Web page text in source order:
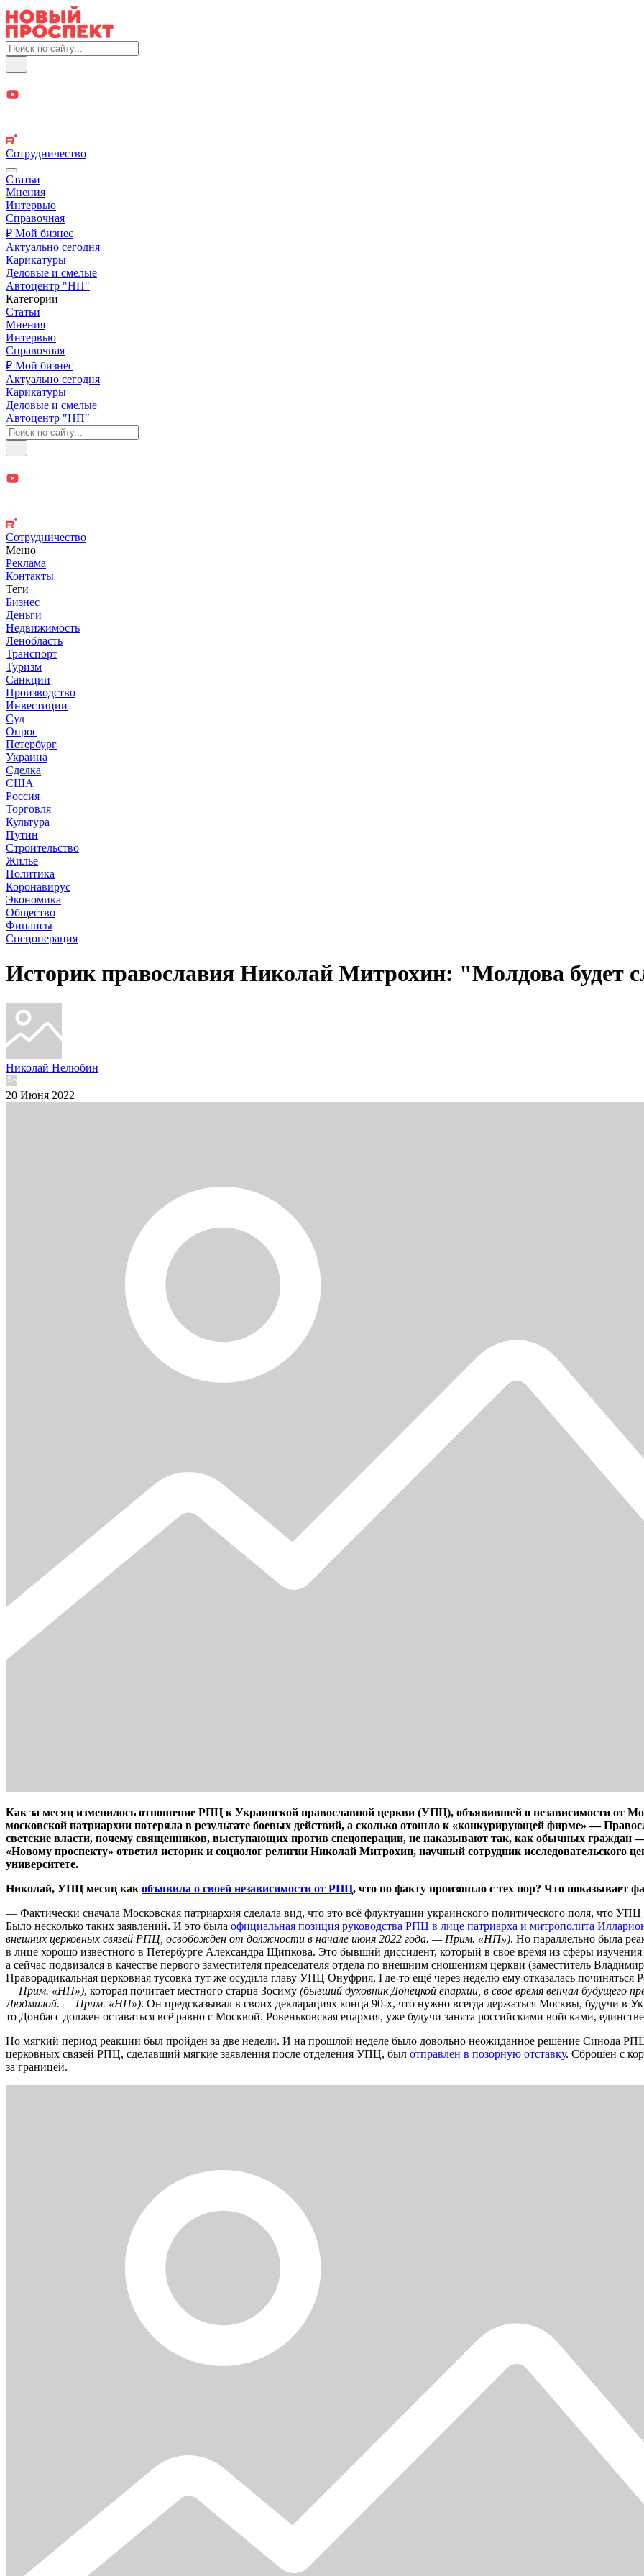
Сотрудничество
Статьи
Мнения
Интервью
Справочная
₽ Мой бизнес
Актуально сегодня
Карикатуры
Деловые и смелые
Автоцентр "НП"
Категории
Статьи
Мнения
Интервью
Справочная
₽ Мой бизнес
Актуально сегодня
Карикатуры
Деловые и смелые
Автоцентр "НП"
Сотрудничество
Меню
Реклама
Контакты
Теги
Бизнес
Деньги
Недвижимость
Ленобласть
Транспорт
Туризм
Санкции
Производство
Инвестиции
Суд
Опрос
Петербург
Украина
Сделка
США
Россия
Торговля
Культура
Путин
Строительство
Жилье
Политика
Коронавирус
Экономика
Общество
Финансы
Спецоперация
Историк православия Николай Митрохин: "Молдова будет
Николай Нелюбин
20 Июня 2022
Как за месяц изменилось отношение РПЦ к Украинской православной церкви (УПЦ), объявившей о независимости от
московской патриархии потеряла в результате боевых действий, а сколько отошло к «конкурирующей фирме» —
светские власти, почему священников, выступающих против спецоперации, не наказывают так, как обычных граждан
«Новому проспекту» ответил историк и социолог религии Николай Митрохин, научный сотрудник исследовательского
университете.
Николай, УПЦ месяц как объявила о своей независимости от РПЦ, что по факту произошло с тех пор? Что показывает
— Фактически сначала Московская патриархия сделала вид, что это всё флуктуации украинского политического поля, что
Было несколько таких заявлений. И это была официальная позиция руководства РПЦ в лице патриарха и митрополита
внешних церковных связей РПЦ, освобожден от должности в начале июня 2022 года. — Прим. «НП»). Но параллельно была
в лице хорошо известного в Петербурге Александра Щипкова. Это бывший диссидент, который в свое время из сферы
а сейчас подвизался в качестве первого заместителя председателя отдела по внешним сношениям церкви (заместитель
Праворадикальная церковная тусовка тут же осудила главу УПЦ Онуфрия. Где-то ещё через неделю ему отказалась починяться
— Прим. «НП»), которая почитает местного старца Зосиму (бывший духовник Донецкой епархии, в свое время венчал будущего
Людмилой. — Прим. «НП»). Он предсказывал в своих декларациях конца 90-х, что нужно всегда держаться Москвы, будучи в
то Донбасс должен оставаться всё равно с Москвой. Ровеньковская епархия, уже будучи занята российскими войсками,
Но мягкий период реакции был пройден за две недели. И на прошлой неделе было довольно неожиданное решение Синода
церковных связей РПЦ, сделавший мягкие заявления после отделения УПЦ, был отправлен в позорную отставку. Сброшен с
за границей.